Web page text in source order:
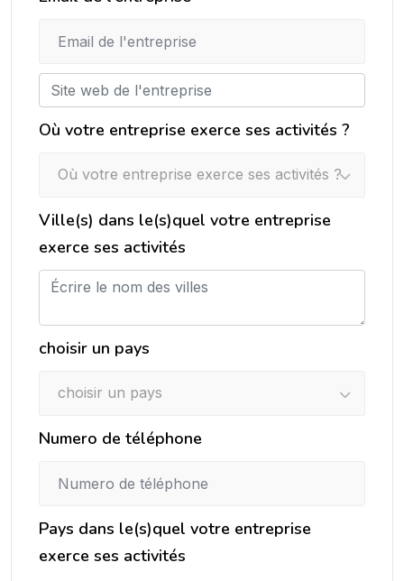
Où votre entreprise exerce ses activités ?
Où votre entreprise exerce ses activités ?
Ville(s) dans le(s)quel votre entreprise
exerce ses activités
choisir un pays
choisir un pays
Numero de téléphone
Pays dans le(s)quel votre entreprise
exerce ses activités